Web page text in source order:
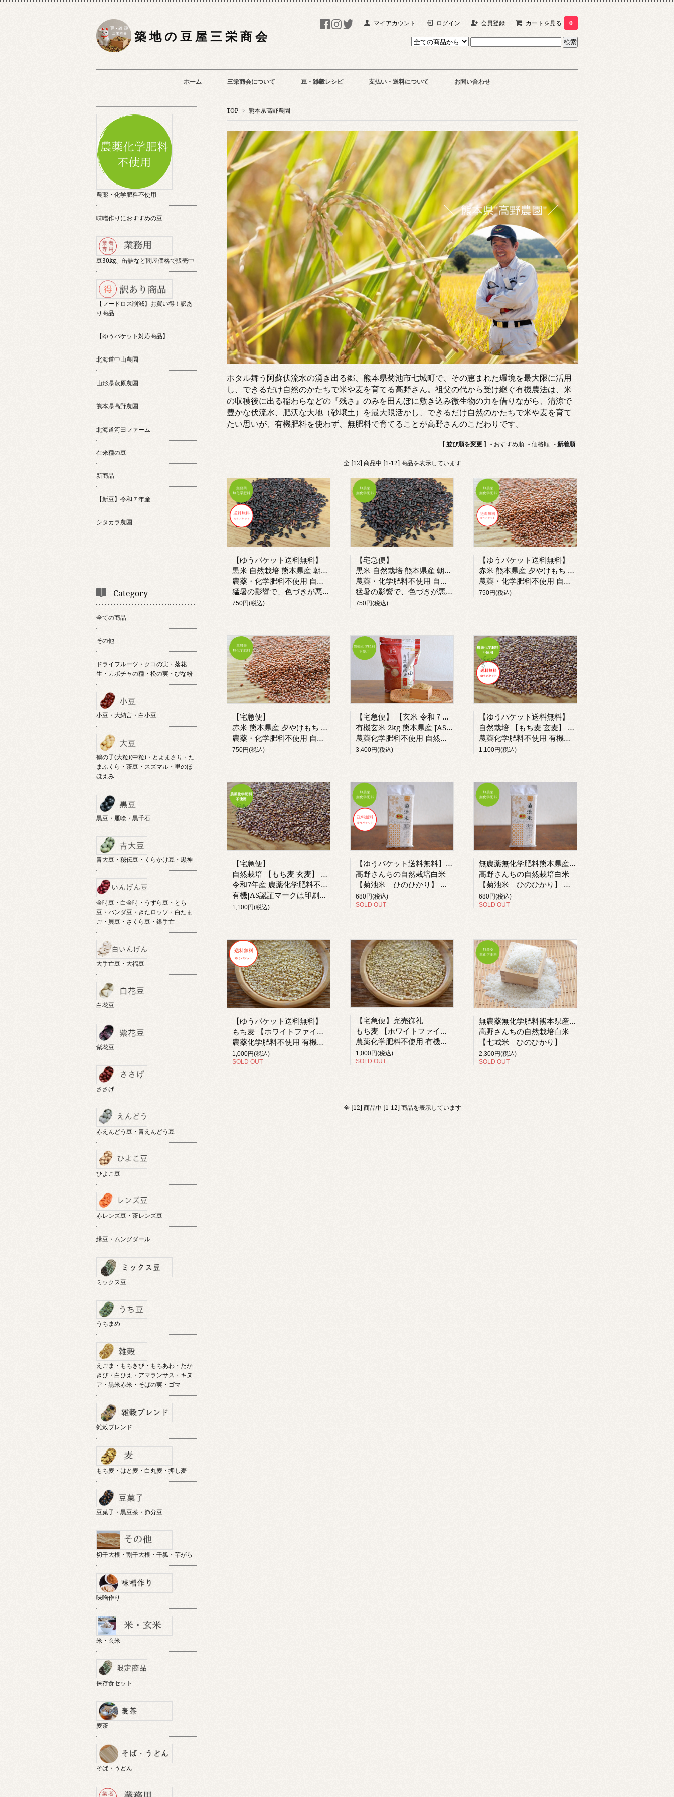
マイアカウント ログイン 会員登録 カートを見る 0
築 地 の 豆 屋 三 栄 商 会
ホーム 三栄商会について 豆・雑穀レシピ 支払い・送料について お問い合わせ
TOP > 熊本県高野農園
ホタル舞う阿蘇伏流水の湧き出る郷、熊本県菊池市七城町で、その恵まれた環境を最大限に活用
し、できるだけ自然のかたちで米や麦を育てる高野さん。祖父の代から受け継ぐ有機農法は、米
の収穫後に出る稲わらなどの『残さ』のみを田んぼに敷き込み微生物の力を借りながら、清涼で
豊かな伏流水、肥沃な大地（砂壌土）を最大限活かし、できるだけ自然のかたちで米や麦を育て
たい思いが、有機肥料を使わず、無肥料で育てることが高野さんのこだわりです。
[ 並び順を変更 ] - おすすめ順 -価格順 -新着順
全 [12] 商品中 [1-12] 商品を表示しています
【ゆうパケット送料無料】
黒米 自然栽培 熊本県産 朝紫 古代米 令和7年産
農薬・化学肥料不使用 自然栽培米
猛暑の影響で、色づきが悪いですが、味に問題はありません
750円(税込)
【宅急便】
黒米 自然栽培 熊本県産 朝紫 古代米 令和7年産
農薬・化学肥料不使用 自然栽培米
猛暑の影響で、色づきが悪いですが、味に問題はありません
750円(税込)
【ゆうパケット送料無料】
赤米 熊本県産 夕やけもち 自然栽培 古代米 令和7年産
農薬・化学肥料不使用 自然栽培米
750円(税込)
【宅急便】
赤米 熊本県産 夕やけもち 自然栽培 古代米 令和7年産
農薬・化学肥料不使用 自然栽培米
750円(税込)
【宅急便】 【玄米 令和７年産 新米】
有機玄米 2kg 熊本県産 JAS認証
農薬化学肥料不使用 自然栽培米
3,400円(税込)
【ゆうパケット送料無料】
自然栽培 【もち麦 玄麦】 ダイシモチ 熊本県産 令和7年産
農薬化学肥料不使用 有機もち麦を小袋に入れ替えており,有機JAS認証マークはついておりません。
1,100円(税込)
【宅急便】
自然栽培 【もち麦 玄麦】 ダイシモチ 熊本県産
令和7年産 農薬化学肥料不使用 有機もち麦を小袋に入れ替えております
有機JAS認証マークは印刷されておりません。
1,100円(税込)
【ゆうパケット送料無料】無農薬無化学肥料熊本県産白米
高野さんちの自然栽培白米
【菊池米 ひのひかり】 贈り物にも
680円(税込)
SOLD OUT
無農薬無化学肥料熊本県産白米
高野さんちの自然栽培白米
【菊池米 ひのひかり】 贈り物にも
680円(税込)
SOLD OUT
【ゆうパケット送料無料】
もち麦 【ホワイトファイバー】 熊本県産 自然栽培
農薬化学肥料不使用 有機もち麦を小袋に入れ替えております。有機JAS認証マークは印刷されておりません。
1,000円(税込)
SOLD OUT
【宅急便】完売御礼
もち麦 【ホワイトファイバー】 熊本県産 自然栽培
農薬化学肥料不使用 有機もち麦を小袋に入れ替えております。有機JAS認証マークは印刷されておりません。
1,000円(税込)
SOLD OUT
無農薬無化学肥料熊本県産有機米
高野さんちの自然栽培白米
【七城米 ひのひかり】
2,300円(税込)
SOLD OUT
全 [12] 商品中 [1-12] 商品を表示しています
農薬・化学肥料不使用
味噌作りにおすすめの豆
豆30kg、缶詰など問屋価格で販売中
【フードロス削減】お買い得！訳あ
り商品
【ゆうパケット対応商品】
北海道中山農園
山形県萩原農園
熊本県高野農園
北海道河田ファーム
在来種の豆
新商品
【新豆】令和７年産
シタカラ農園
Category
全ての商品
その他
ドライフルーツ・クコの実・落花
生・カボチャの種・松の実・ぴな粉
小豆・大納言・白小豆
鶴の子(大粒)(中粒)・とよまさり・た
まふくら・茶豆・スズマル・里のほ
ほえみ
黒豆・雁喰・黒千石
青大豆・秘伝豆・くらかけ豆・黒神
金時豆・白金時・うずら豆・とら
豆・パンダ豆・きたロッソ・白たま
ご・貝豆・さくら豆・銀手亡
大手亡豆・大福豆
白花豆
紫花豆
ささげ
赤えんどう豆・青えんどう豆
ひよこ豆
赤レンズ豆・茶レンズ豆
緑豆・ムングダール
ミックス豆
うちまめ
えごま・もちきび・もちあわ・たか
きび・白ひえ・アマランサス・キヌ
ア・黒米赤米・そばの実・ゴマ
雑穀ブレンド
もち麦・はと麦・白丸麦・押し麦
豆菓子・黒豆茶・節分豆
切干大根・割干大根・干瓢・芋がら
味噌作り
米・玄米
保存食セット
麦茶
そば・うどん